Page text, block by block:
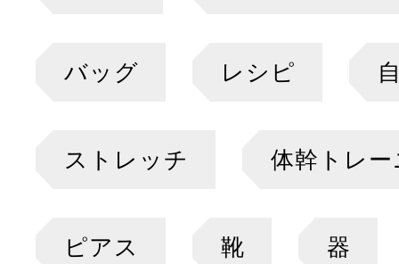
バッグ レシピ
ストレッチ 体幹トレ
ピアス 靴 器